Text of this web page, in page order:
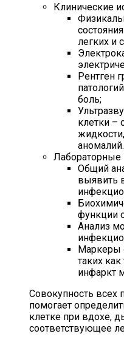
Клинические
легких и
Рентген
боль;
клетки –
аномалий.
Лабораторные
Общий
выявить
функции
Анализ
Маркеры
таких
инфаркт
Совокупность всех
помогает
клетке при вдохе,
соответствующее